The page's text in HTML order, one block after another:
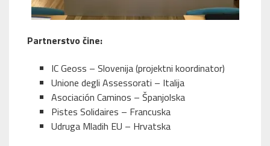
Partnerstvo čine:
IC Geoss – Slovenija (projektni koordinator)
Unione degli Assessorati – Italija
Asociación Caminos – Španjolska
Pistes Solidaires – Francuska
Udruga Mladih EU – Hrvatska